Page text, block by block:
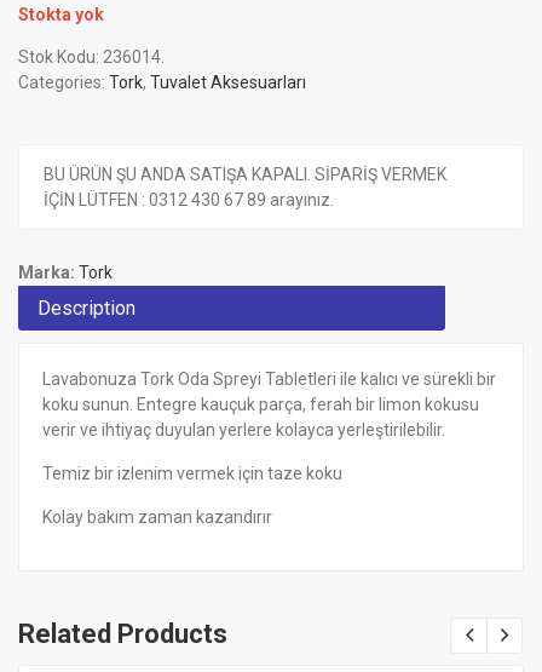
Stokta yok
Stok Kodu: 236014
Categories: Tork, Tuvalet Aksesuarları
BU ÜRÜN ŞU ANDA SATIŞA KAPALI. SİPARİŞ VERMEK
İÇİN LÜTFEN : 0312 430 67 89 arayınız.
Marka: Tork
Description
Lavabonuza Tork Oda Spreyi Tabletleri ile kalıcı ve sürekli bir
koku sunun. Entegre kauçuk parça, ferah bir limon kokusu
verir ve ihtiyaç duyulan yerlere kolayca yerleştirilebilir.
Temiz bir izlenim vermek için taze koku
Kolay bakım zaman kazandırır
Related Products